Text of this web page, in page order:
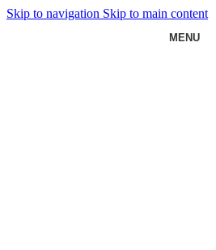
Skip to navigation Skip to main content
MENU